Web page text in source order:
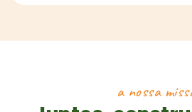
a nossa